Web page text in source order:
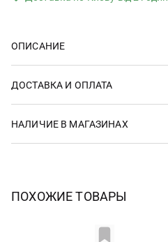
ОПИСАНИЕ
ДОСТАВКА И ОПЛАТА
НАЛИЧИЕ В МАГАЗИНАХ
ПОХОЖИЕ ТОВАРЫ